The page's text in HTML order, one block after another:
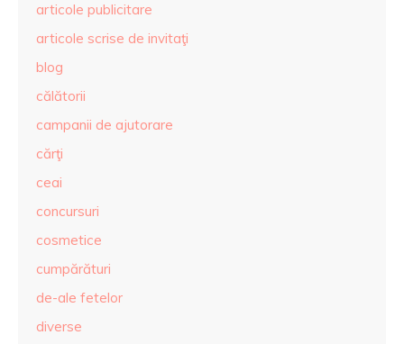
articole publicitare
articole scrise de invitaţi
blog
călătorii
campanii de ajutorare
cărţi
ceai
concursuri
cosmetice
cumpărături
de-ale fetelor
diverse